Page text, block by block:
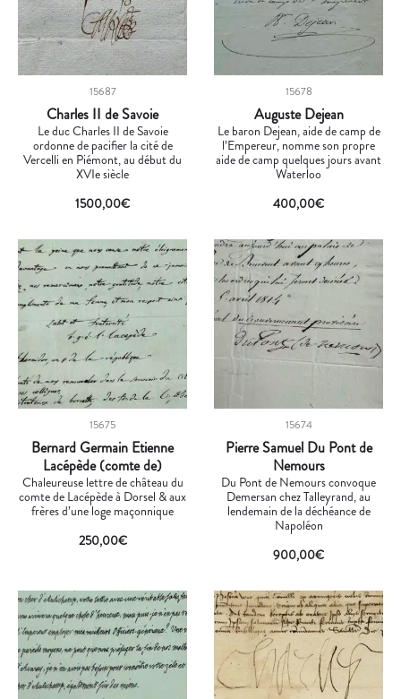
15687
Charles II de Savoie
Le duc Charles II de Savoie
ordonne de pacifier la cité de
Vercelli en Piémont, au début du
XVIe siècle
1500,00€
15678
Auguste Dejean
Le baron Dejean, aide de camp de
l’Empereur, nomme son propre
aide de camp quelques jours avant
Waterloo
400,00€
15675
Bernard Germain Etienne
Lacépède (comte de)
Chaleureuse lettre de château du
comte de Lacépède à Dorsel & aux
frères d’une loge maçonnique
250,00€
15674
Pierre Samuel Du Pont de
Nemours
Du Pont de Nemours convoque
Demersan chez Talleyrand, au
lendemain de la déchéance de
Napoléon
900,00€